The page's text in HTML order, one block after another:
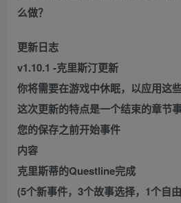
么做？
更新日志
v1.10.1 -克里斯汀更新
你将需要在游戏中休眠，以应用这
这次更新的特点是一个结束的章节
您的保存之前开始事件
内容
克里斯蒂的Questline完成
(5个新事件，3个故事选择，1个自